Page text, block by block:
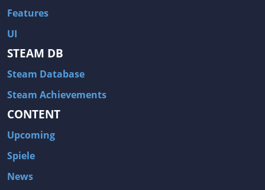
Features
UI
STEAM DB
Steam Database
Steam Achievements
CONTENT
Upcoming
Spiele
News